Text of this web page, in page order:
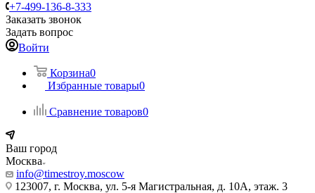
+7-499-136-8-333
Заказать звонок
Задать вопрос
Войти
Корзина0
Избранные товары0
Сравнение товаров0
Ваш город
Москва
info@timestroy.moscow
123007, г. Москва, ул. 5-я Магистральная, д. 10А, этаж. 3